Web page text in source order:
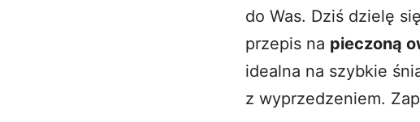
do Was. Dziś dzielę
przepis na pieczoną
idealna na szybkie
z wyprzedzeniem.